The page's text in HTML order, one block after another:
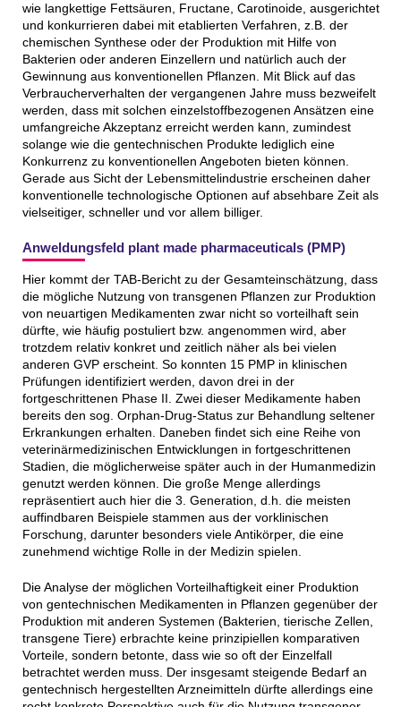
wie langkettige Fettsäuren, Fructane, Carotinoide, ausgerichtet
und konkurrieren dabei mit etablierten Verfahren, z.B. der
chemischen Synthese oder der Produktion mit Hilfe von
Bakterien oder anderen Einzellern und natürlich auch der
Gewinnung aus konventionellen Pflanzen. Mit Blick auf das
Verbraucherverhalten der vergangenen Jahre muss bezweifelt
werden, dass mit solchen einzelstoffbezogenen Ansätzen eine
umfangreiche Akzeptanz erreicht werden kann, zumindest
solange wie die gentechnischen Produkte lediglich eine
Konkurrenz zu konventionellen Angeboten bieten können.
Gerade aus Sicht der Lebensmittelindustrie erscheinen daher
konventionelle technologische Optionen auf absehbare Zeit als
vielseitiger, schneller und vor allem billiger.
Anweldungsfeld plant made pharmaceuticals (PMP)
Hier kommt der TAB-Bericht zu der Gesamteinschätzung, dass
die mögliche Nutzung von transgenen Pflanzen zur Produktion
von neuartigen Medikamenten zwar nicht so vorteilhaft sein
dürfte, wie häufig postuliert bzw. angenommen wird, aber
trotzdem relativ konkret und zeitlich näher als bei vielen
anderen GVP erscheint. So konnten 15 PMP in klinischen
Prüfungen identifiziert werden, davon drei in der
fortgeschrittenen Phase II. Zwei dieser Medikamente haben
bereits den sog. Orphan-Drug-Status zur Behandlung seltener
Erkrankungen erhalten. Daneben findet sich eine Reihe von
veterinärmedizinischen Entwicklungen in fortgeschrittenen
Stadien, die möglicherweise später auch in der Humanmedizin
genutzt werden können. Die große Menge allerdings
repräsentiert auch hier die 3. Generation, d.h. die meisten
auffindbaren Beispiele stammen aus der vorklinischen
Forschung, darunter besonders viele Antikörper, die eine
zunehmend wichtige Rolle in der Medizin spielen.
Die Analyse der möglichen Vorteilhaftigkeit einer Produktion
von gentechnischen Medikamenten in Pflanzen gegenüber der
Produktion mit anderen Systemen (Bakterien, tierische Zellen,
transgene Tiere) erbrachte keine prinzipiellen komparativen
Vorteile, sondern betonte, dass wie so oft der Einzelfall
betrachtet werden muss. Der insgesamt steigende Bedarf an
gentechnisch hergestellten Arzneimitteln dürfte allerdings eine